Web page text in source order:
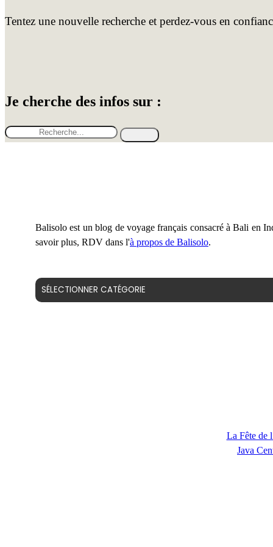
Tentez une nouvelle recherche et perdez-vous en
Je cherche des infos sur :
Balisolo est un blog de voyage français consacré à Bali en
savoir plus, RDV dans l'à propos de Balisolo.
La Fête de
Java